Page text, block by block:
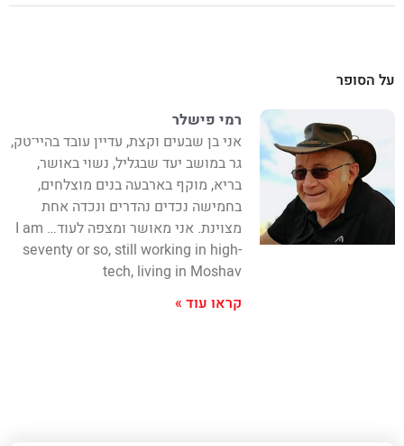
על הסופר
רמי פישלר
אני בן שבעים וקצת, עדיין עובד בהיי־טק,
גר במושב יעד שבגליל, נשוי באושר,
בריא, מוקף בארבעה בנים מוצלחים,
בחמישה נכדים נהדרים ונכדה אחת
מצוינת. אני מאושר ומצפה לעוד… I am
seventy or so, still working in high-
tech, living in Moshav
קראו עוד »